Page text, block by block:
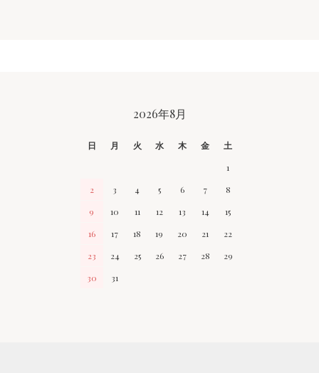
2026年8月
日 月 火 水 木 金
土
1
2
3 4 5 6 7
8
9
10 11 12 13 14
15
16
17 18 19 20 21
22
23
24 25 26 27 28
29
30
31